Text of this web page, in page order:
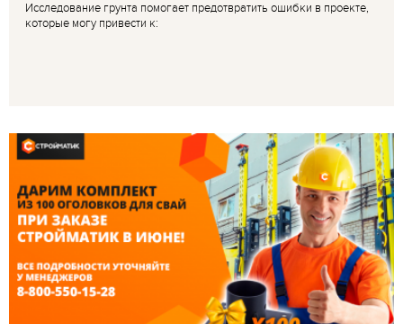
Исследование грунта помогает предотвратить ошибки в проекте,
которые могу привести к: